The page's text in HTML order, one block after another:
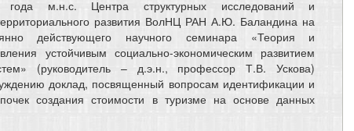
м.н.с. Центра структурных исследований и
развития ВолНЦ РАН А.Ю. Баландина на
действующего научного семинара «Теория и
устойчивым социально-экономическим развитием
(руководитель – д.э.н., профессор Т.В. Ускова)
доклад, посвященный вопросам идентификации и
создания стоимости в туризме на основе данных